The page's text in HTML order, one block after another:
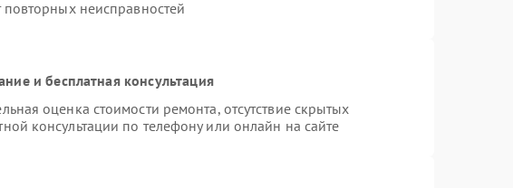
неисправностей
и бесплатная консультация
оценка стоимости ремонта, отсутствие скрытых
консультации по телефону или онлайн на сайте